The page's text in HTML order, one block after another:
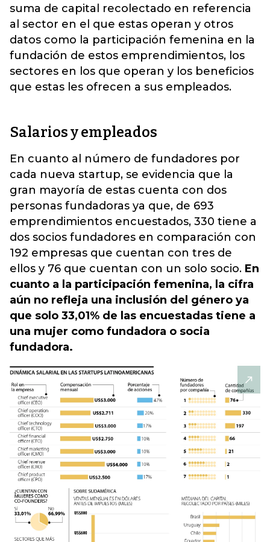
suma de capital recolectado en referencia
al sector en el que estas operan y otros
datos como la participación femenina en la
fundación de estos emprendimientos, los
sectores en los que operan y los beneficios
que estas les ofrecen a sus empleados.
Salarios y empleados
En cuanto al número de fundadores por
cada nueva startup, se evidencia que la
gran mayoría de estas cuenta con dos
personas fundadoras ya que, de 693
emprendimientos encuestados, 330 tiene a
dos socios fundadores en comparación con
192 empresas que cuentan con tres de
ellos y 76 que cuentan con un solo socio. En
cuanto a la participación femenina, la cifra
aún no refleja una inclusión del género ya
que solo 33,01% de las encuestadas tiene a
una mujer como fundadora o socia
fundadora.